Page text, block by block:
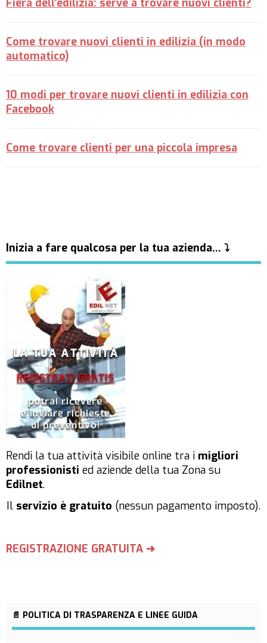
Come trovare nuovi clienti in edilizia (in modo
automatico)
10 modi per trovare nuovi clienti in edilizia con
Facebook
Come trovare clienti per una piccola impresa
Inizia a fare qualcosa per la tua azienda… ⤵
Rendi la tua attività visibile online tra i migliori
professionisti ed aziende della tua Zona su
Edilnet.
Il servizio è gratuito (nessun pagamento imposto).
REGISTRAZIONE GRATUITA ➜
📄 POLITICA DI TRASPARENZA E LINEE GUIDA